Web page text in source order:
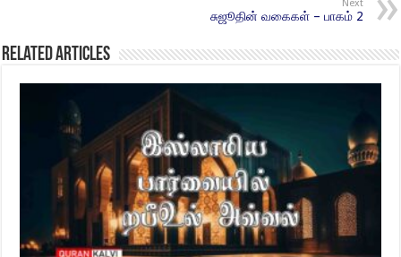
Next
சுஜூதின் வகைகள் – பாகம் 2
Related Articles